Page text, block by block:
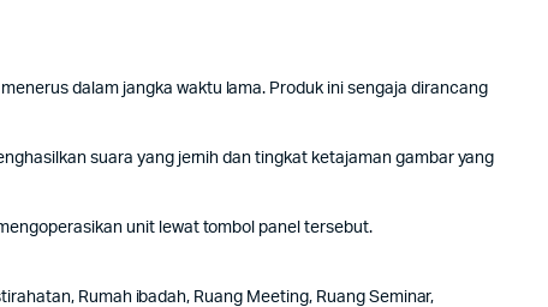
dalam jangka waktu lama. Produk ini sengaja dirancang
suara yang jernih dan tingkat ketajaman gambar yang
unit lewat tombol panel tersebut.
Rumah ibadah, Ruang Meeting, Ruang Seminar,